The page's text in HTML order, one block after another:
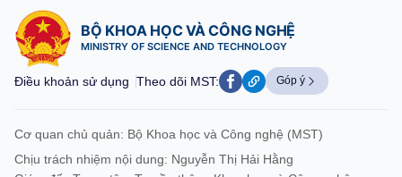
BỘ KHOA HỌC VÀ CÔNG NGHỆ
MINISTRY OF SCIENCE AND TECHNOLOGY
Điều khoản sử dụng Theo dõi MST: Góp ý
Cơ quan chủ quản: Bộ Khoa học và Công nghệ (MST)
Chịu trách nhiệm nội dung: Nguyễn Thị Hải Hằng